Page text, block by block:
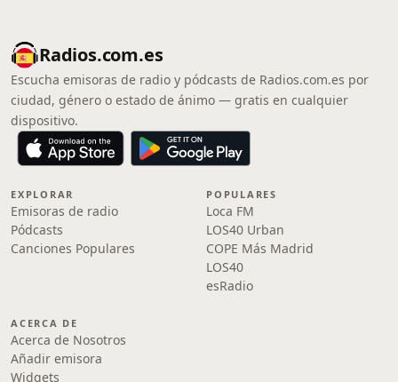
Radios.com.es
Escucha emisoras de radio y pódcasts de Radios.com.es por
ciudad, género o estado de ánimo — gratis en cualquier
dispositivo.
EXPLORAR
Emisoras de radio
Pódcasts
Canciones Populares
POPULARES
Loca FM
LOS40 Urban
COPE Más Madrid
LOS40
esRadio
ACERCA DE
Acerca de Nosotros
Añadir emisora
Widgets